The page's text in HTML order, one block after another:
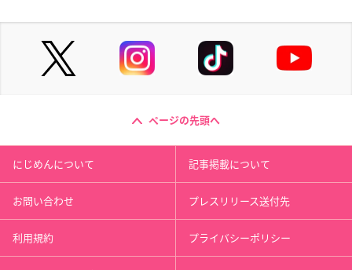
ページの先頭へ
にじめんについて 記事掲載について
お問い合わせ プレスリリース送付先
利用規約 プライバシーポリシー